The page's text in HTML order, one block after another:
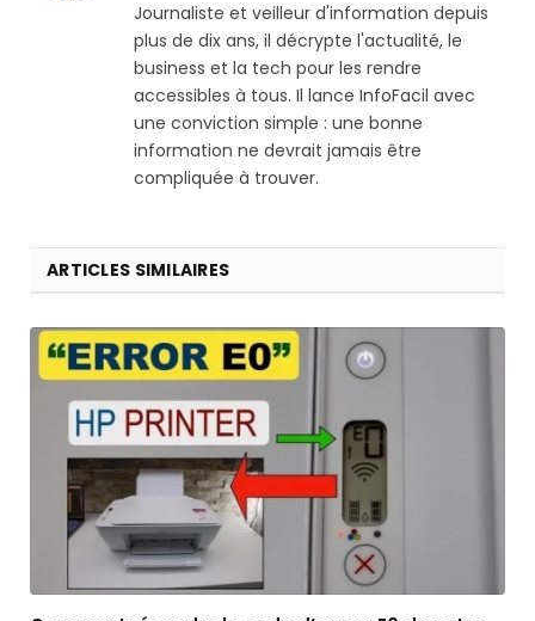
Journaliste et veilleur d'information depuis
plus de dix ans, il décrypte l'actualité, le
business et la tech pour les rendre
accessibles à tous. Il lance InfoFacil avec
une conviction simple : une bonne
information ne devrait jamais être
compliquée à trouver.
ARTICLES SIMILAIRES